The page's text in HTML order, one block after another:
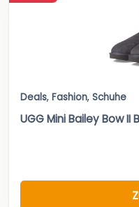
Deals, Fashion, Schuhe
UGG Mini Bailey Bow II